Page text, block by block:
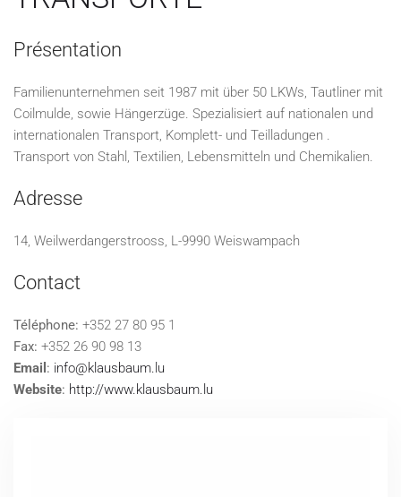
Présentation
Familienunternehmen seit 1987 mit über 50 LKWs, Tautliner mit
Coilmulde, sowie Hängerzüge. Spezialisiert auf nationalen und
internationalen Transport, Komplett- und Teilladungen .
Transport von Stahl, Textilien, Lebensmitteln und Chemikalien.
Adresse
14, Weilwerdangerstrooss, L-9990 Weiswampach
Contact
Téléphone: +352 27 80 95 1
Fax: +352 26 90 98 13
Email : info@klausbaum.lu
Website: http://www.klausbaum.lu